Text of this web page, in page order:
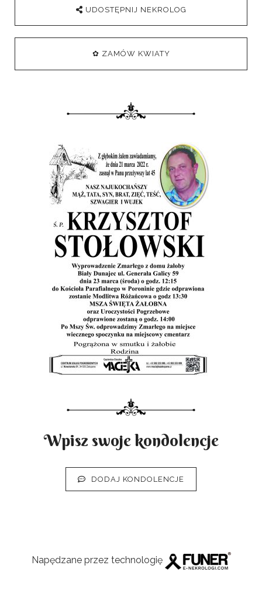
UDOSTĘPNIJ NEKROLOG
✿ ZAMÓW KWIATY
Wpisz swoje kondolencje
DODAJ KONDOLENCJE
Napędzane przez technologię